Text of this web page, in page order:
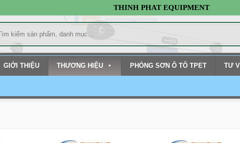
THINH PHAT EQUIPMENT
GIỚI THIỆU THƯƠNG HIỆU PHÒNG SƠN Ô TÔ TPET TƯ